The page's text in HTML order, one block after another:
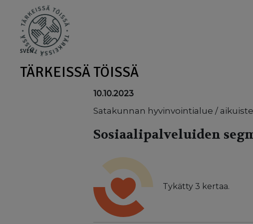
SVEN
TÄRKEISSÄ TÖISSÄ
10.10.2023
Satakunnan hyvinvointialue /
Sosiaalipalveluiden
Tykätty 3 kertaa.